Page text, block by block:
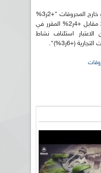
و بذلك يتوقع أن تبلغ نسبة النمو خارج المحروقات "+2ر3%
في قانون المالية التكميلي 2021 مقابل +4ر2% المقرر في
لأخذ بعين الاعتبار استئناف نشاط